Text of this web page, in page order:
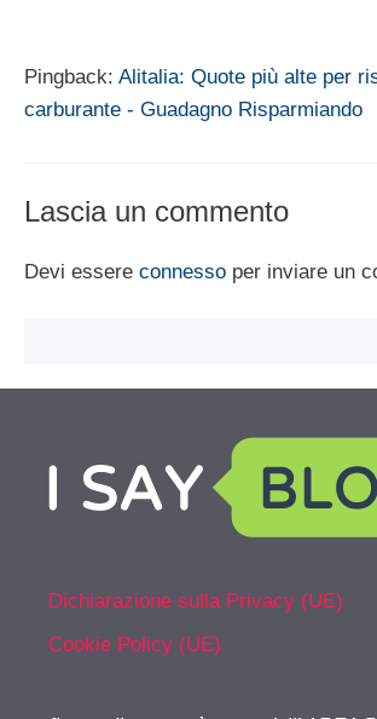
Pingback: Alitalia: Quote più alte per
carburante - Guadagno Risparmiando
Lascia un commento
Devi essere connesso per inviare un
Dichiarazione sulla Privacy (UE)
Cookie Policy (UE)